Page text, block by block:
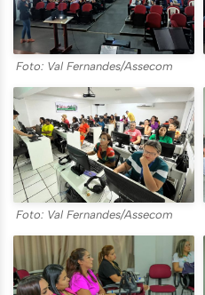
Foto: Val Fernandes/Assecom
Foto: Val Fernandes/Assecom